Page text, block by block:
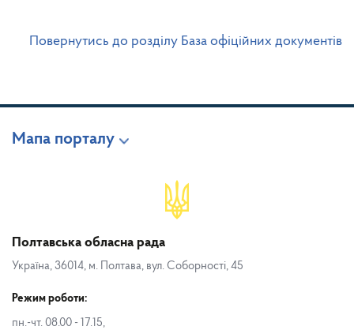
Повернутись до розділу База офіційних документів
Мапа порталу
Полтавська обласна рада
Україна, 36014, м. Полтава, вул. Соборності, 45
Режим роботи:
пн.-чт. 08.00 - 17.15,